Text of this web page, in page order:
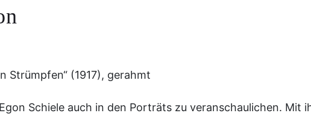
Strümpfen“ (1917), gerahmt
Schiele auch in den Porträts zu veranschaulichen. Mit